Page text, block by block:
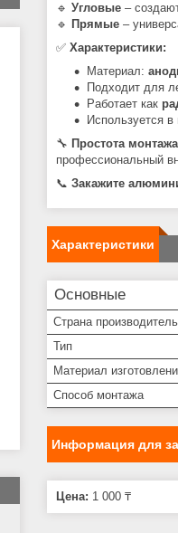
🔹 Угловые –
🔹 Прямые –
✅ Характеристики:
Материал:
Подходит для
Работает как
Используется в
🔧 Простота монтажа
профессиональный
📞 Закажите
Характеристики
Основные
Страна производитель
Тип
Материал
Способ монтажа
Информация для
Цена: 1 000 ₸